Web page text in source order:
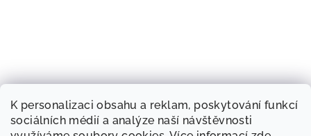
K personalizaci obsahu a reklam, poskytování funkcí
sociálních médií a analýze naší návštěvnosti